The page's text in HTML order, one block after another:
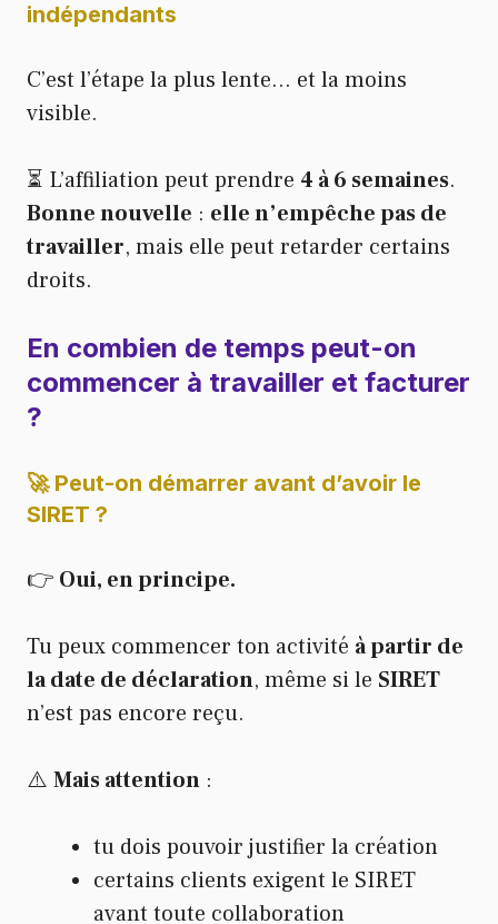
indépendants
C’est l’étape la plus lente… et la moins
visible.
⏳ L’affiliation peut prendre 4 à 6 semaines.
Bonne nouvelle : elle n’empêche pas de
travailler, mais elle peut retarder certains
droits.
En combien de temps peut-on
commencer à travailler et facturer
?
🚀 Peut-on démarrer avant d’avoir le
SIRET ?
👉 Oui, en principe.
Tu peux commencer ton activité à partir de
la date de déclaration, même si le SIRET
n’est pas encore reçu.
⚠️ Mais attention :
tu dois pouvoir justifier la création
certains clients exigent le SIRET
avant toute collaboration